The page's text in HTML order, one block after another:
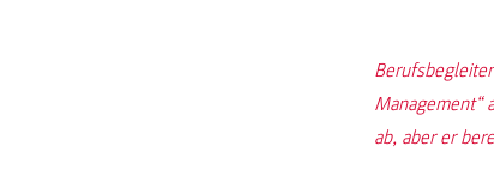
Management“
ab, aber er